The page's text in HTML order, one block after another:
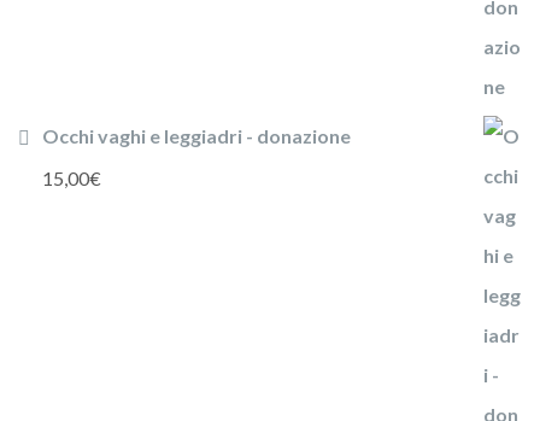
Occhi vaghi e leggiadri - donazione
15,00€